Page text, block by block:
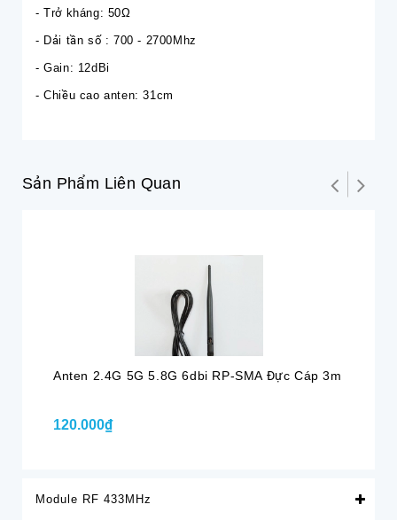
- Trở kháng: 50Ω
- Dải tần số : 700 - 2700Mhz
- Gain: 12dBi
- Chiều cao anten: 31cm
Sản Phẩm Liên Quan
Anten 2.4G 5G 5.8G 6dbi RP-SMA Đực Cáp 3m
120.000₫
Module RF 433MHz